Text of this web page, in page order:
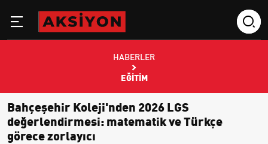
HABERLER
EĞITIM
Bahçeşehir Koleji'nden 2026 LGS
değerlendirmesi: matematik ve Türkçe
görece zorlayıcı